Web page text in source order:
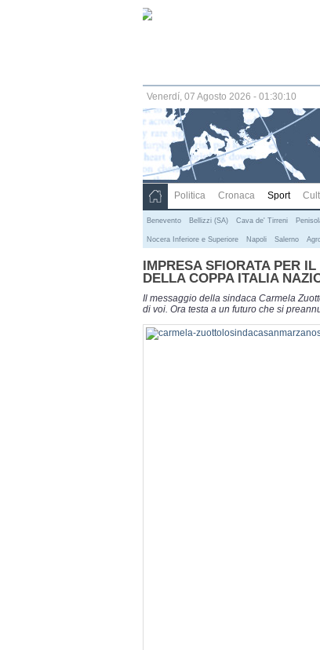
Venerdí, 07 Agosto 2026 - 01:30:11
Politica Cronaca Sport
Benevento Bellizzi (SA) Cava de' Tirreni
Nocera Inferiore e Superiore Napoli Salerno
IMPRESA SFIORATA PER
DELLA COPPA ITALIA
Il messaggio della sindaca Carmela
di voi. Ora testa a un futuro che si